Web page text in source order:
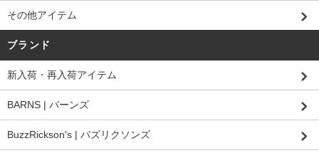
その他アイテム
ブランド
新入荷・再入荷アイテム
BARNS | バーンズ
BuzzRickson's | バズリクソンズ